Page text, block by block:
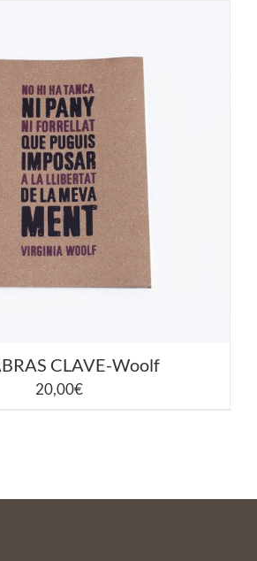
AL CARRITO / DETALLES
CLAVE-Woolf
20,00€